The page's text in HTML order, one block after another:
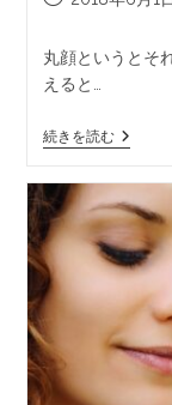
丸顔というとそ
えると…
続きを読む